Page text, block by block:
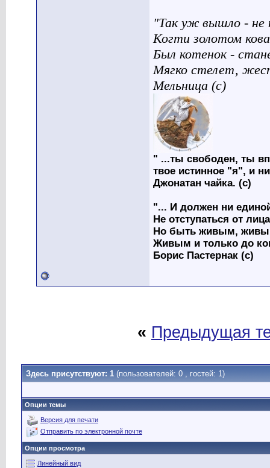
"Так уж вышло - не
Когти золотом
Был котенок -
Мягко стелет,
Мельница (с)
" ...ты свободен, ты
твое истинное "я", и
Джонатан чайка. (с)
"... И должен ни
Не отступаться от
Но быть живым,
Живым и только до
Борис Пастернак (с)
« Предыдущая
Здесь присутствуют: 1 (пользователей: 0 , гостей: 1)
Опции темы
Версия для печати
Отправить по электронной почте
Опции просмотра
Линейный вид